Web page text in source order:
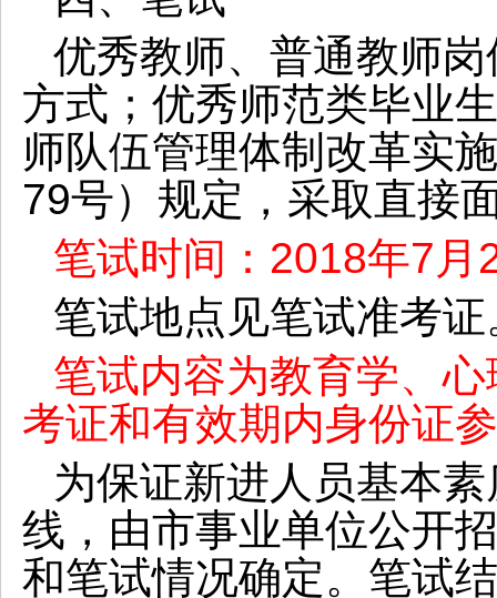
优秀教师、普通教师
方式；优秀师范类毕业
师队伍管理体制改革实
79号）规定，采取直接
笔试时间： 2018年7
笔试地点见笔试准考证
笔试内容为教育学、
考证和有效期内身份证
为保证新进人员基本
线，由市事业单位公开
和笔试情况确定。笔试